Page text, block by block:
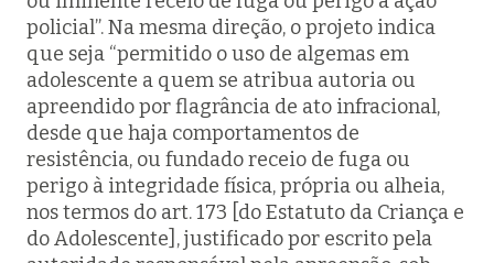
policial”. Na mesma direção, o projeto indica
que seja “permitido o uso de algemas em
adolescente a quem se atribua autoria ou
apreendido por flagrância de ato infracional,
desde que haja comportamentos de
resistência, ou fundado receio de fuga ou
perigo à integridade física, própria ou alheia,
nos termos do art. 173 [do Estatuto da Criança e
do Adolescente], justificado por escrito pela